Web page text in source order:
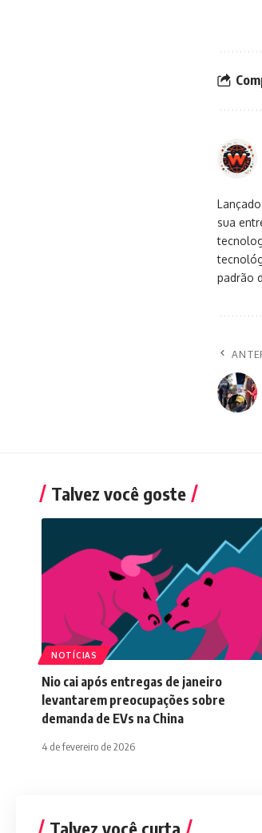
sua
padrão
Talvez você goste
NOTÍCIAS
Nio cai após entregas de janeiro
levantarem preocupações sobre
demanda de EVs na China
4 de fevereiro de 2026
Talvez você curta